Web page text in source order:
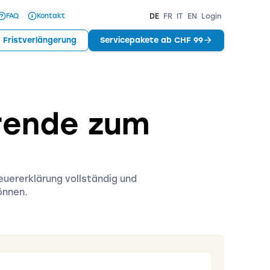
FAQ Kontakt DE FR IT EN Login
Fristverlängerung Servicepakete ab CHF 99
zum
vollständig und